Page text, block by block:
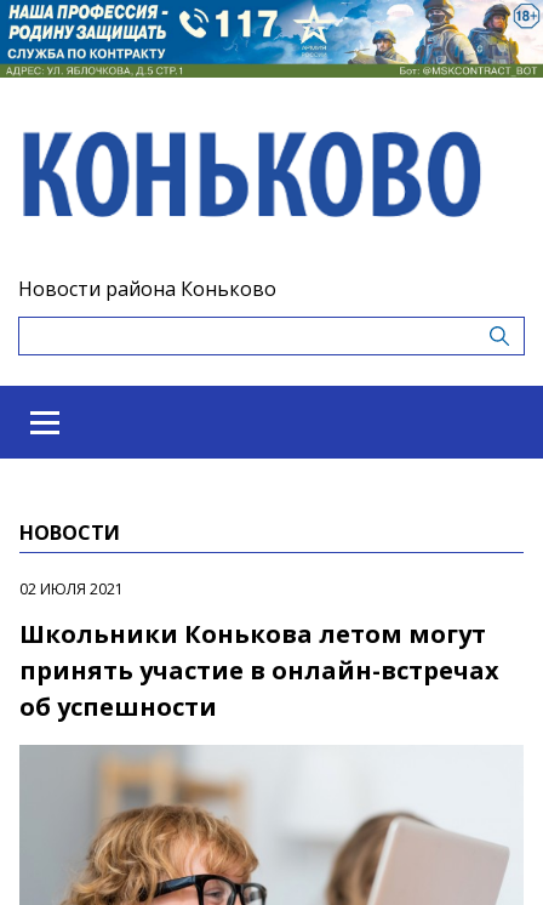
Новости района Коньково
НОВОСТИ
02 ИЮЛЯ 2021
Школьники Конькова летом могут
принять участие в онлайн-встречах
об успешности